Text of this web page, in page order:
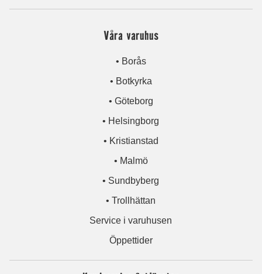
Våra varuhus
• Borås
• Botkyrka
• Göteborg
• Helsingborg
• Kristianstad
• Malmö
• Sundbyberg
• Trollhättan
Service i varuhusen
Öppettider